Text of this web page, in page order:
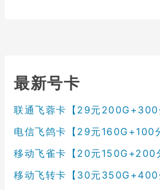
最新号卡
联通飞蓉卡【29元200G+300
电信飞鸽卡【29元160G+100
移动飞雀卡【20元150G+200
移动飞转卡【30元350G+400